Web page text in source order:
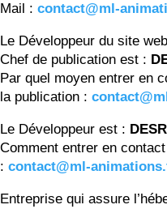
Mail : contact@ml-
Le Développeur du site
Chef de publication est :
Par quel moyen entrer en
la publication :
Le Développeur est :
Comment entrer en
: contact@ml-
Entreprise qui assure